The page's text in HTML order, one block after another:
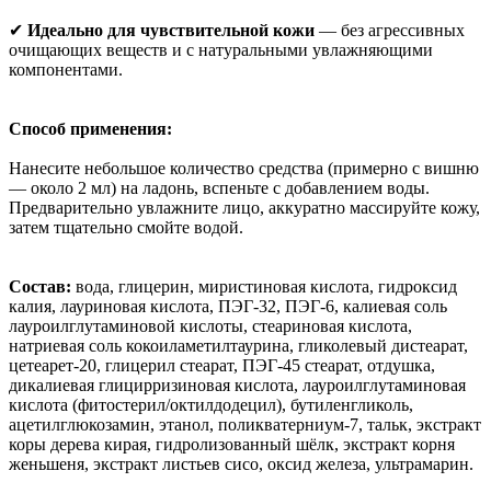
✔ Идеально для чувствительной кожи — без агрессивных
очищающих веществ и с натуральными увлажняющими
компонентами.
Способ применения:
Нанесите небольшое количество средства (примерно с вишню
— около 2 мл) на ладонь, вспеньте с добавлением воды.
Предварительно увлажните лицо, аккуратно массируйте кожу,
затем тщательно смойте водой.
Состав: вода, глицерин, миристиновая кислота, гидроксид
калия, лауриновая кислота, ПЭГ-32, ПЭГ-6, калиевая соль
лауроилглутаминовой кислоты, стеариновая кислота,
натриевая соль кокоиламетилтаурина, гликолевый дистеарат,
цетеарет-20, глицерил стеарат, ПЭГ-45 стеарат, отдушка,
дикалиевая глицирризиновая кислота, лауроилглутаминовая
кислота (фитостерил/октилдодецил), бутиленгликоль,
ацетилглюкозамин, этанол, поликватерниум-7, тальк, экстракт
коры дерева кирая, гидролизованный шёлк, экстракт корня
женьшеня, экстракт листьев сисо, оксид железа, ультрамарин.